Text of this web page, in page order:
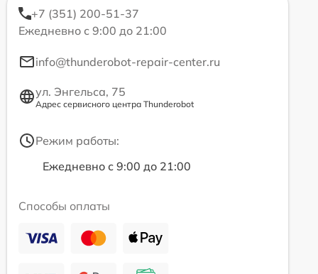
+7 (351) 200-51-37
Ежедневно с 9:00 до 21:00
info@thunderobot-repair-center.ru
ул. Энгельса, 75
Адрес сервисного центра Thunderobot
Режим работы:
Ежедневно с 9:00 до 21:00
Способы оплаты